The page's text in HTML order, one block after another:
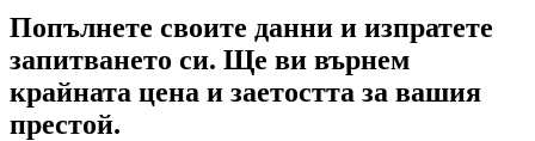
Попълнете своите данни и изпратете
запитването си. Ще ви върнем
крайната цена и заетостта за вашия
престой.